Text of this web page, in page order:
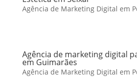
Agência de Marketing Digital em
Agência de marketing digital
em Guimarães
Agência de Marketing Digital em